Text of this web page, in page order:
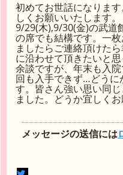
初めてお世話になりま
しくお願いいたします。
9/29(木),9/30(金)の武道
の席でも結構です。一
ましたらご連絡頂けた
に沿わせて頂きたいと思
余談ですが、年末も入
回も入手できず…どうに
す。皆さん強い思い同
ました。どうか宜しくお
メッセージの送信には